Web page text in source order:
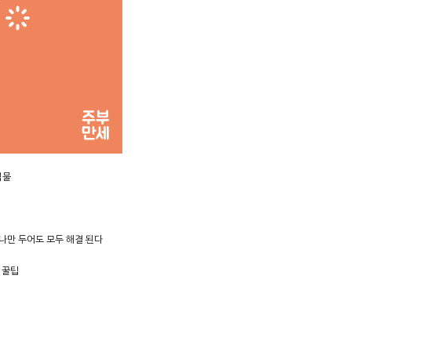
물
만 두어도 모두 해결 된다
팁